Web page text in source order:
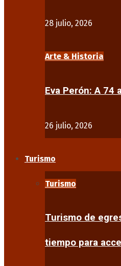
28 julio, 2026
Arte & Historia
Eva Perón: A 74
26 julio, 2026
Turismo
Turismo
Turismo de
tiempo para